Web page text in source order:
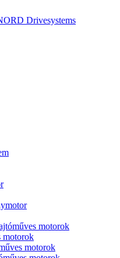
Drivesystems
motorok
motorok
motorok